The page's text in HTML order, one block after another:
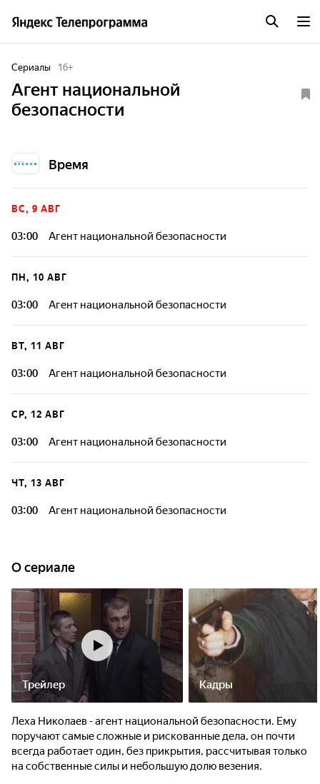
Сериалы 16+
Агент национальной
безопасности
Время
ВС, 9 АВГ
03:00 Агент национальной безопасности
ПН, 10 АВГ
03:00 Агент национальной безопасности
ВТ, 11 АВГ
03:00 Агент национальной безопасности
СР, 12 АВГ
03:00 Агент национальной безопасности
ЧТ, 13 АВГ
03:00 Агент национальной безопасности
O сериале
Трейлер Кадры
Леха Николаев - агент национальной безопасности. Ему
поручают самые сложные и рискованные дела, он почти
всегда работает один, без прикрытия, рассчитывая только
на собственные силы и небольшую долю везения.